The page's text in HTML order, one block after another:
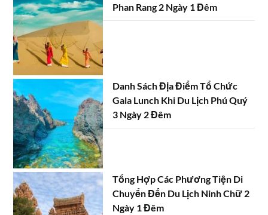
Phan Rang 2 Ngày 1 Đêm
Danh Sách Địa Điểm Tổ Chức
Gala Lunch Khi Du Lịch Phú Quý
3 Ngày 2 Đêm
Tổng Hợp Các Phương Tiện Di
Chuyển Đến Du Lịch Ninh Chữ 2
Ngày 1 Đêm